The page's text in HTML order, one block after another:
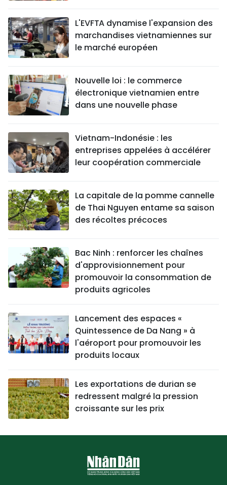
L'EVFTA dynamise l'expansion des
marchandises vietnamiennes sur
le marché européen
Nouvelle loi : le commerce
électronique vietnamien entre
dans une nouvelle phase
Vietnam-Indonésie : les
entreprises appelées à accélérer
leur coopération commerciale
La capitale de la pomme cannelle
de Thai Nguyen entame sa saison
des récoltes précoces
Bac Ninh : renforcer les chaînes
d'approvisionnement pour
promouvoir la consommation de
produits agricoles
Lancement des espaces «
Quintessence de Da Nang » à
l'aéroport pour promouvoir les
produits locaux
Les exportations de durian se
redressent malgré la pression
croissante sur les prix